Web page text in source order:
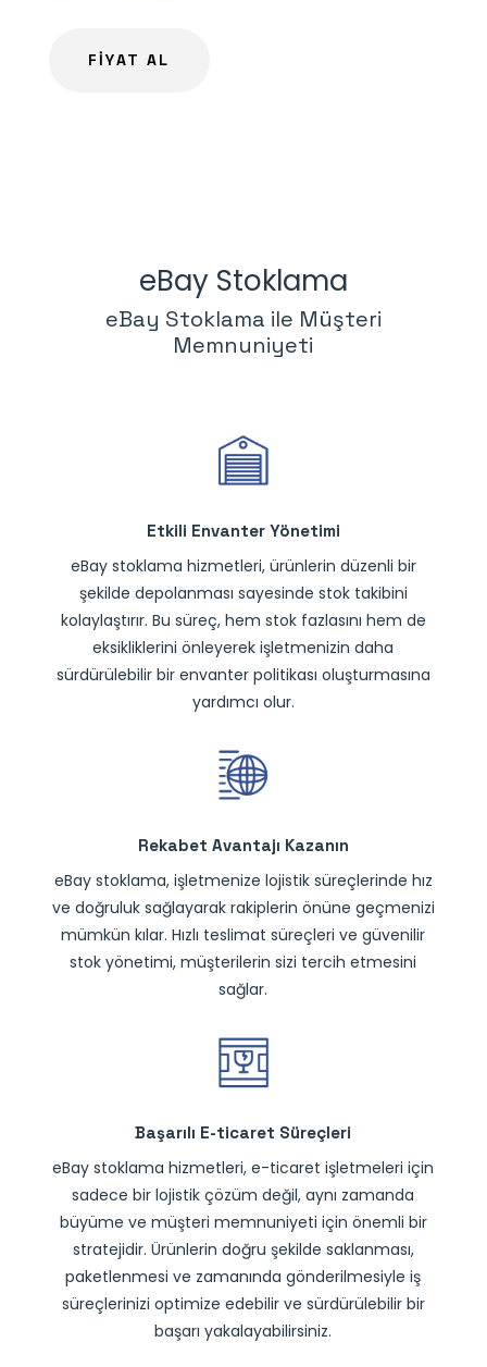
FİYAT AL
eBay Stoklama
eBay Stoklama ile Müşteri
Memnuniyeti
Etkili Envanter Yönetimi
eBay stoklama hizmetleri, ürünlerin düzenli bir
şekilde depolanması sayesinde stok takibini
kolaylaştırır. Bu süreç, hem stok fazlasını hem de
eksikliklerini önleyerek işletmenizin daha
sürdürülebilir bir envanter politikası oluşturmasına
yardımcı olur.
Rekabet Avantajı Kazanın
eBay stoklama, işletmenize lojistik süreçlerinde hız
ve doğruluk sağlayarak rakiplerin önüne geçmenizi
mümkün kılar. Hızlı teslimat süreçleri ve güvenilir
stok yönetimi, müşterilerin sizi tercih etmesini
sağlar.
Başarılı E-ticaret Süreçleri
eBay stoklama hizmetleri, e-ticaret işletmeleri için
sadece bir lojistik çözüm değil, aynı zamanda
büyüme ve müşteri memnuniyeti için önemli bir
stratejidir. Ürünlerin doğru şekilde saklanması,
paketlenmesi ve zamanında gönderilmesiyle iş
süreçlerinizi optimize edebilir ve sürdürülebilir bir
başarı yakalayabilirsiniz.